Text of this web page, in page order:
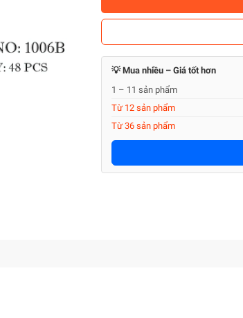
💡 Mua nhiều – Giá tốt hơn
1 – 11 sản phẩm
Từ 12 sản phẩm
Từ 36 sản phẩm